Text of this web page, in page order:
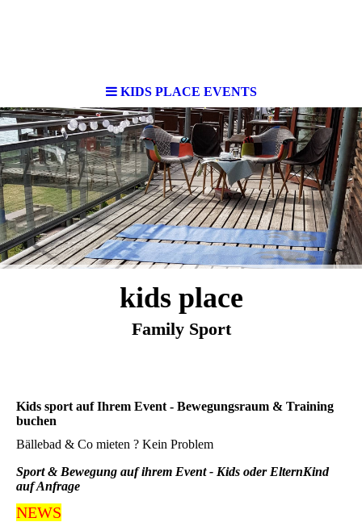
KIDS PLACE EVENTS
kids place
Family Sport
Kids sport auf Ihrem Event - Bewegungsraum & Training
buchen
Bällebad & Co mieten ? Kein Problem
Sport & Bewegung auf ihrem Event - Kids oder ElternKind
auf Anfrage
NEWS